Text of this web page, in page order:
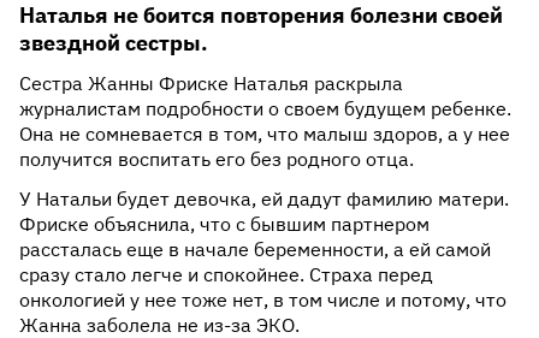
Наталья не боится повторения болезни своей
звездной сестры.
Сестра Жанны Фриске Наталья раскрыла
журналистам подробности о своем будущем ребенке.
Она не сомневается в том, что малыш здоров, а у нее
получится воспитать его без родного отца.
У Натальи будет девочка, ей дадут фамилию матери.
Фриске объяснила, что с бывшим партнером
рассталась еще в начале беременности, а ей самой
сразу стало легче и спокойнее. Страха перед
онкологией у нее тоже нет, в том числе и потому, что
Жанна заболела не из-за ЭКО.